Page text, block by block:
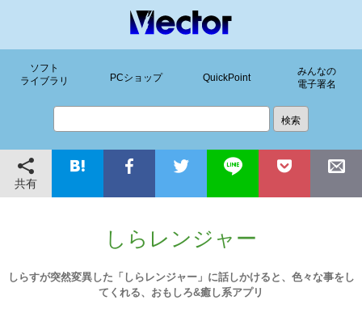
ソフト
ライブラリ
PCショップ QuickPoint
みんなの
電子署名
共有
しらレンジャー
しらすが突然変異した「しらレンジャー」に話しかけると、色々な事をし
てくれる、おもしろ&癒し系アプリ